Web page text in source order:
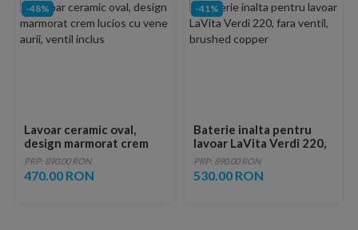
-48%
Lavoar ceramic oval,
design marmorat crem
lucios cu vene aurii,
ventil inclus
PRP: 890.00 RON
470.00 RON
-41%
Baterie inalta pentru
lavoar LaVita Verdi 220,
fara ventil, brushed
copper
PRP: 890.00 RON
530.00 RON